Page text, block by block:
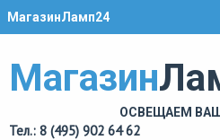
МагазинЛамп24
Магазин
ОСВЕЩАЕМ
Тел.: 8 (495) 902 64 62